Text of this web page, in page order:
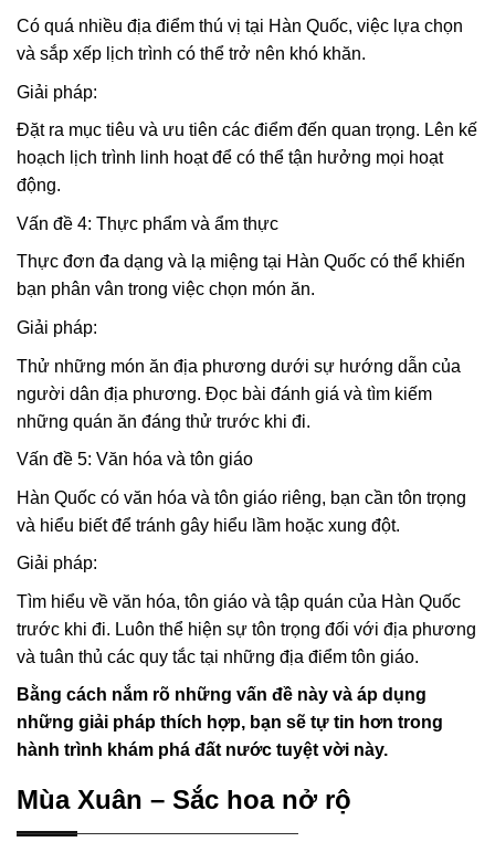
Có quá nhiều địa điểm thú vị tại Hàn Quốc, việc lựa chọn
và sắp xếp lịch trình có thể trở nên khó khăn.
Giải pháp:
Đặt ra mục tiêu và ưu tiên các điểm đến quan trọng. Lên kế
hoạch lịch trình linh hoạt để có thể tận hưởng mọi hoạt
động.
Vấn đề 4: Thực phẩm và ẩm thực
Thực đơn đa dạng và lạ miệng tại Hàn Quốc có thể khiến
bạn phân vân trong việc chọn món ăn.
Giải pháp:
Thử những món ăn địa phương dưới sự hướng dẫn của
người dân địa phương. Đọc bài đánh giá và tìm kiếm
những quán ăn đáng thử trước khi đi.
Vấn đề 5: Văn hóa và tôn giáo
Hàn Quốc có văn hóa và tôn giáo riêng, bạn cần tôn trọng
và hiểu biết để tránh gây hiểu lầm hoặc xung đột.
Giải pháp:
Tìm hiểu về văn hóa, tôn giáo và tập quán của Hàn Quốc
trước khi đi. Luôn thể hiện sự tôn trọng đối với địa phương
và tuân thủ các quy tắc tại những địa điểm tôn giáo.
Bằng cách nắm rõ những vấn đề này và áp dụng
những giải pháp thích hợp, bạn sẽ tự tin hơn trong
hành trình khám phá đất nước tuyệt vời này.
Mùa Xuân – Sắc hoa nở rộ